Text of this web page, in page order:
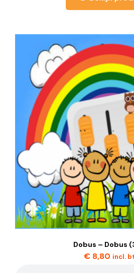
Dobus – Dobus
€ 8,80 incl.